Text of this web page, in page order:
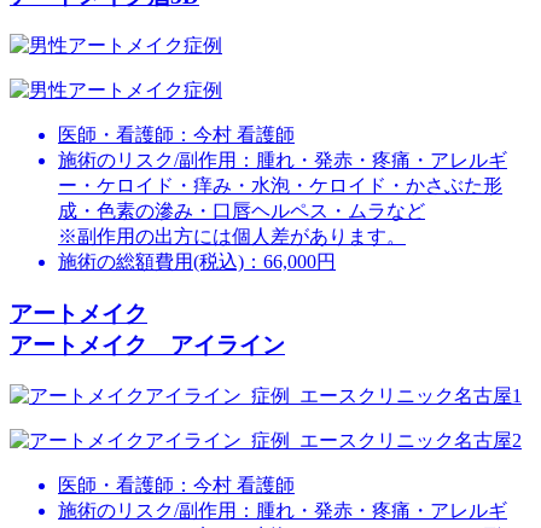
医師・看護師： 今村 看護師
施術のリスク/副作用： 腫れ・発赤・疼痛・アレルギ
ー・ケロイド・痒み・水泡・ケロイド・かさぶた形
成・色素の滲み・口唇ヘルペス・ムラなど
※副作用の出方には個人差があります。
施術の総額費用(税込)： 66,000円
アートメイク
アートメイク アイライン
医師・看護師： 今村 看護師
施術のリスク/副作用： 腫れ・発赤・疼痛・アレルギ